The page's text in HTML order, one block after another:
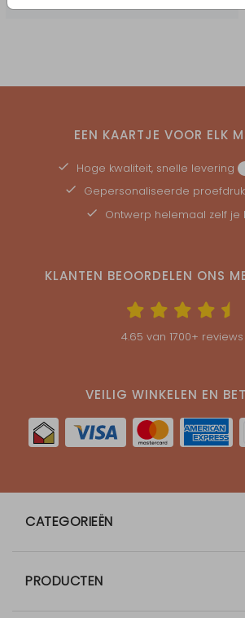
EEN KAARTJE VOOR ELK
Hoge kwaliteit, snelle levering
Gepersonaliseerde proefdruk
Ontwerp helemaal zelf je
KLANTEN BEOORDELEN ONS
4.65 van 1700+ reviews
VEILIG WINKELEN EN
CATEGORIEËN
PRODUCTEN